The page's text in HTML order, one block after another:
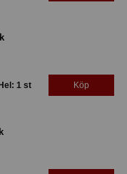
Hel: 1 st Köp